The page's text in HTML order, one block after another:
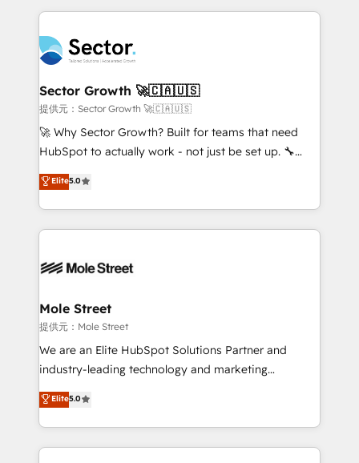
empresas em 13 países utilizam a Nexforce. Somos
a maior parceira da HubSpot na América Latina e
líder no ranking global de sucesso do cliente da
HubSpot.
integrations, custom CMS portal development,
businesses. Our teams are based in North America
and APAC. We are HubSpot's top-ranked Advanced
Implementation Certified Partner and we contribute
to their advisory council. We strive to do 'good work
with good people' and have worked with incredible
brands. You can see some of them on our website,
Sector Growth 🚀🇨🇦🇺🇸
提供元：Sector Growth 🚀🇨🇦🇺🇸
🚀 Why Sector Growth? Built for teams that need
HubSpot to actually work - not just be set up. 🔧
HubSpot Experts: Onboarding, migrations,
automation, and training built for adoption. ⚡ Highly
Technical Execution: ERP, EMR and Custom
Integrations; complex builds delivered in weeks, not
workflows; automation agents; process optimization
Healthcare: HIPAA implementations; secure data
workflows 💼 Financial Services: compliant
workflows; audit-ready reporting ⚖️ Legal: client
intake; pipeline and document workflows 🛒 E-
revenue automation 🏢 Real Estate: deal pipelines;
portfolio and lifecycle management 🏭
Elite5.0
Mole Street
提供元：Mole Street
We are an Elite HubSpot Solutions Partner and
industry-leading technology and marketing
consultancy. Our focus is on enterprise and mid-
market B2B companies globally that want a strategic
approach to execute their goals through creative
applications of our solutions; Technical HubSpot
Elite5.0